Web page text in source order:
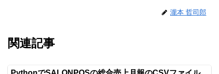
瀧本 哲司郎
関連記事